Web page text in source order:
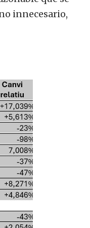
innecesario,